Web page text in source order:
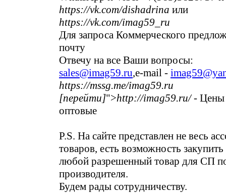
https://vk.com/dishadrina или
https://vk.com/imag59_ru
Для запроса Коммерческого
почту
Отвечу на все Ваши вопросы:
sales@imag59.ru,e-mail -
https://mssg.me/imag59.ru
[перейти]">http://imag59.ru/- Цены
оптовые
P.S. На сайте представлен не весь
товаров, есть возможность
любой разрешенный товар для СП
производителя.
Будем рады сотрудничеству.